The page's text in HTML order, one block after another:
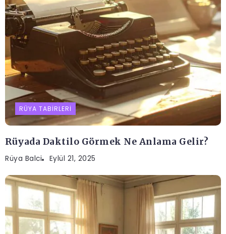
RÜYA TABIRLERI
Rüyada Daktilo Görmek Ne Anlama Gelir?
Rüya Balci Eylül 21, 2025